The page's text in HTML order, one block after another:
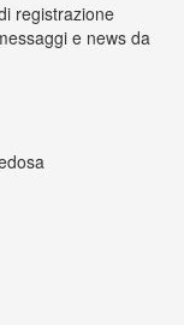
registrazione
e news da